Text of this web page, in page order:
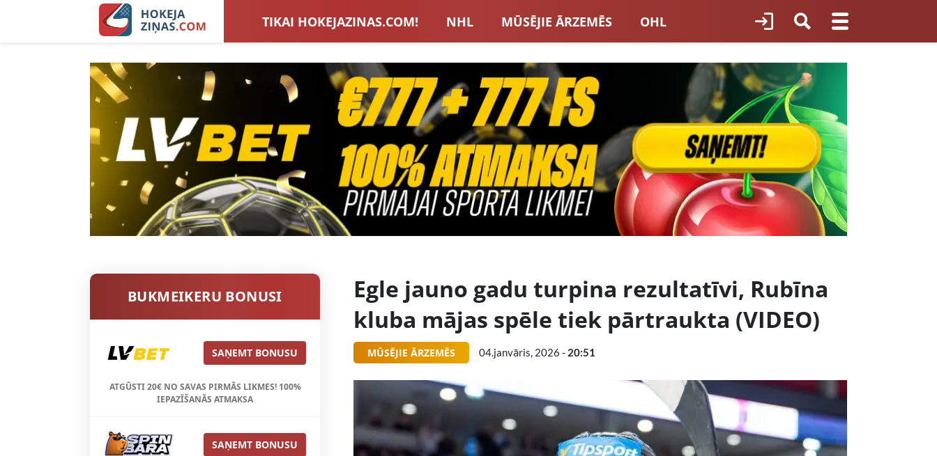
TIKAI HOKEJAZINAS.COM! NHL MŪSĒJIE ĀRZEMĒS OHL
LATVIJAS IZLASE EIROPA LVBET BONUSI JAUNATNES HOKEJS
SIEVIEŠU HOKEJS BLOGI INTERVIJAS TOTALIZATORI LATVIJĀ
TOTALIZATORU BONUSI VISAS ZIŅAS
BUKMEIKERU BONUSI
SAŅEMT BONUSU
ATGŪSTI 20€ NO SAVAS PIRMĀS LIKMES! 100%
IEPAZĪŠANĀS ATMAKSA
SAŅEMT BONUSU
Egle jauno gadu turpina rezultatīvi, Rubīna
kluba mājas spēle tiek pārtraukta (VIDEO)
MŪSĒJIE ĀRZEMĒS 04.janvāris, 2026 - 20:51